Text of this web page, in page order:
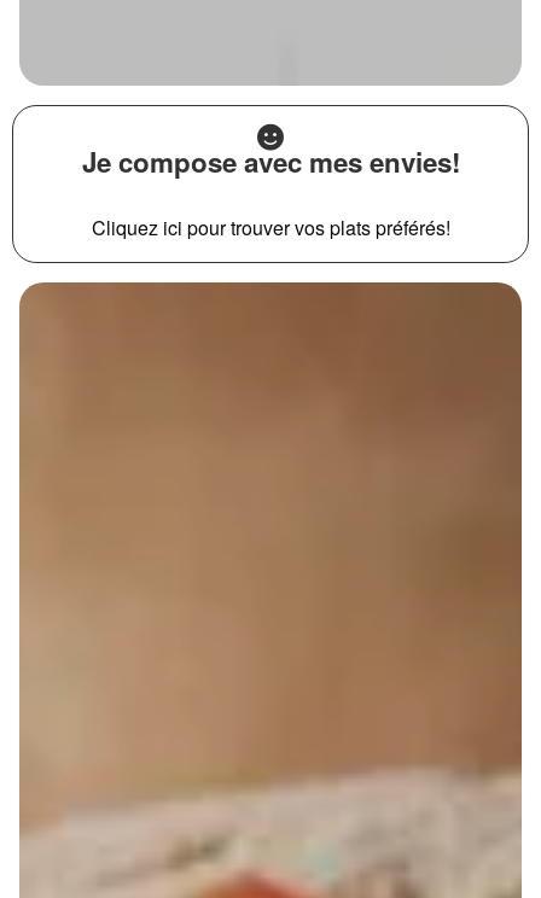
Je compose avec mes envies!
Cliquez ici pour trouver vos plats préférés!